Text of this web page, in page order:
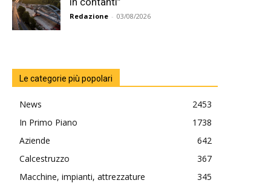
Redazione - 03/08/2026
Le categorie più popolari
News
2453
In Primo Piano
1738
Aziende
642
Calcestruzzo
367
Macchine, impianti, attrezzature
345